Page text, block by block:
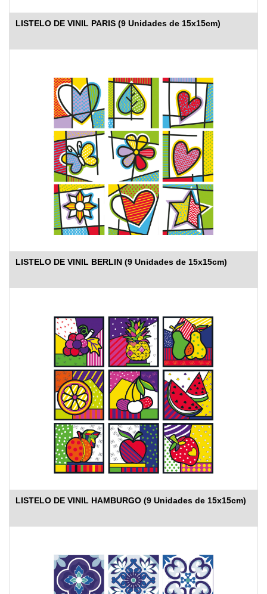
LISTELO DE VINIL PARIS (9 Unidades de 15x15cm)
LISTELO DE VINIL BERLIN (9 Unidades de 15x15cm)
LISTELO DE VINIL HAMBURGO (9 Unidades de 15x15cm)